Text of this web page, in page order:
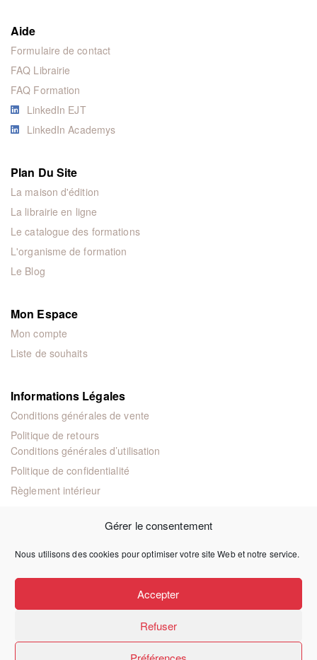
Gérer le consentement
Nous utilisons des cookies pour optimiser votre site Web et notre service.
Accepter
Refuser
Aide
Formulaire de contact
FAQ Librairie
FAQ Formation
LinkedIn EJT
LinkedIn Academys
Plan Du Site
La maison d'édition
La librairie en ligne
Le catalogue des formations
L'organisme de formation
Le Blog
Mon Espace
Mon compte
Liste de souhaits
Informations Légales
Conditions générales de vente
Politique de retours
Conditions générales d’utilisation
Politique de confidentialité
Règlement intérieur
© 2024 Éditions juridiques et techniques